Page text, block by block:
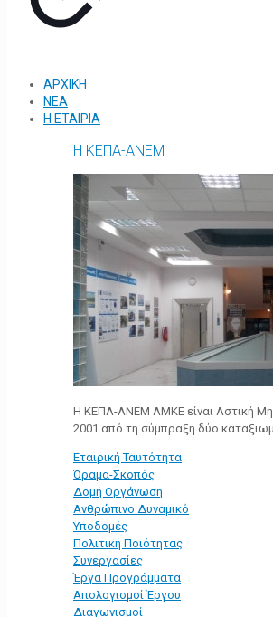
ΑΡΧΙΚΗ
ΝΕΑ
Η ΕΤΑΙΡΙΑ
Η ΚΕΠΑ-ΑΝΕΜ
Η ΚΕΠΑ-ΑΝΕΜ ΑΜΚΕ είναι Αστική Μη
2001 από τη σύμπραξη δύο
Εταιρική Ταυτότητα
Όραμα-Σκοπός
Δομή Οργάνωση
Ανθρώπινο Δυναμικό
Υποδομές
Πολιτική Ποιότητας
Συνεργασίες
Έργα Προγράμματα
Απολογισμοί Έργου
Διαγωνισμοί